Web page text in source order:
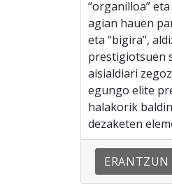
“organilloa”
agian hauen
eta “bigira”,
prestigiotsuen
aisialdiari
egungo elite
halakorik
dezaketen
ERANTZUN